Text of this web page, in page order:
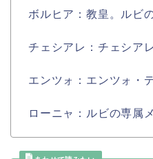
ボルヒア：教皇。ルビ
チェシアレ：チェシア
エンツォ：エンツォ・
ローニャ：ルビの専属